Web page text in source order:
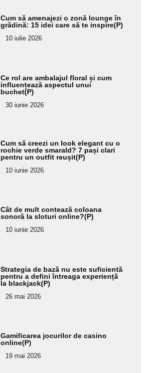
Cum să amenajezi o zonă lounge în
grădină: 15 idei care să te inspire(P)
10 iulie 2026
Ce rol are ambalajul floral și cum
influențează aspectul unui
buchet(P)
30 iunie 2026
Cum să creezi un look elegant cu o
rochie verde smarald? 7 pași clari
pentru un outfit reușit(P)
10 iunie 2026
Cât de mult contează coloana
sonoră la sloturi online?(P)
10 iunie 2026
Strategia de bază nu este suficientă
pentru a defini întreaga experiență
la blackjack(P)
26 mai 2026
Gamificarea jocurilor de casino
online(P)
19 mai 2026